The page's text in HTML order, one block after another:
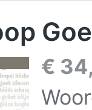
€